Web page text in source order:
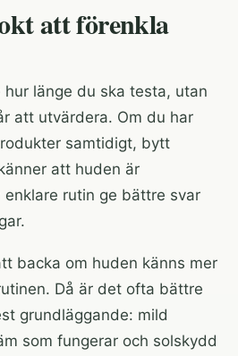
att förenkla
länge du ska testa, utan
att utvärdera. Om du har
samtidigt, bytt
att huden är
rutin ge bättre svar
backa om huden känns mer
Då är det ofta bättre
grundläggande: mild
som fungerar och solskydd